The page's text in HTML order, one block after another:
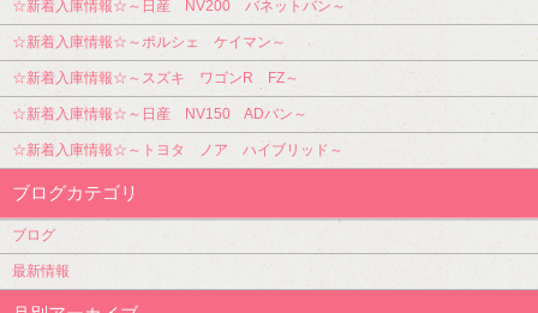
☆新着入庫情報☆～日産 NV200 バネットバン～
☆新着入庫情報☆～ポルシェ ケイマン～
☆新着入庫情報☆～スズキ ワゴンR FZ～
☆新着入庫情報☆～日産 NV150 ADバン～
☆新着入庫情報☆～トヨタ ノア ハイブリッド～
ブログカテゴリ
ブログ
最新情報